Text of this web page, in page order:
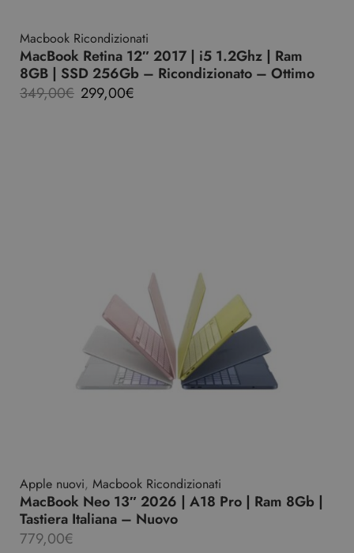
Macbook Ricondizionati
MacBook Retina 12″ 2017 | i5 1.2Ghz | Ram
8GB | SSD 256Gb – Ricondizionato – Ottimo
349,00€ 299,00€
Apple nuovi, Macbook Ricondizionati
MacBook Neo 13″ 2026 | A18 Pro | Ram 8Gb |
Tastiera Italiana – Nuovo
779,00€